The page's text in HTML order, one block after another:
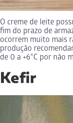
O creme de leite
fim do prazo de
ocorrem muito mais
produção
de 0 a +6°C por não
Kefir